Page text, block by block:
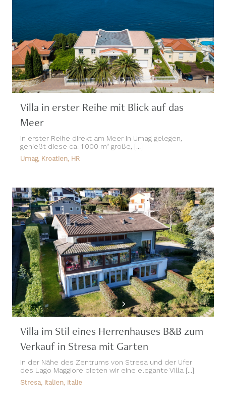
Villa in erster Reihe mit Blick auf das
Meer
In erster Reihe direkt am Meer in Umag gelegen,
genießt diese ca. 1’000 m² große, [...]
Umag, Kroatien, HR
Villa im Stil eines Herrenhauses B&B zum
Verkauf in Stresa mit Garten
In der Nähe des Zentrums von Stresa und der Ufer
des Lago Maggiore bieten wir eine elegante Villa [...]
Stresa, Italien, Italie